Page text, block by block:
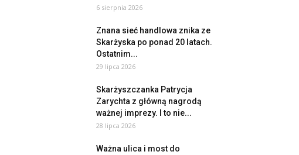
6 sierpnia 2026
Znana sieć handlowa znika ze
Skarżyska po ponad 20 latach.
Ostatnim...
29 lipca 2026
Skarżyszczanka Patrycja
Zarychta z główną nagrodą
ważnej imprezy. I to nie...
28 lipca 2026
Ważna ulica i most do